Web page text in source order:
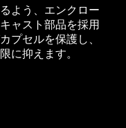
よう、エンクロー
ャスト部品を採用
プセルを保護し、
に抑えます。